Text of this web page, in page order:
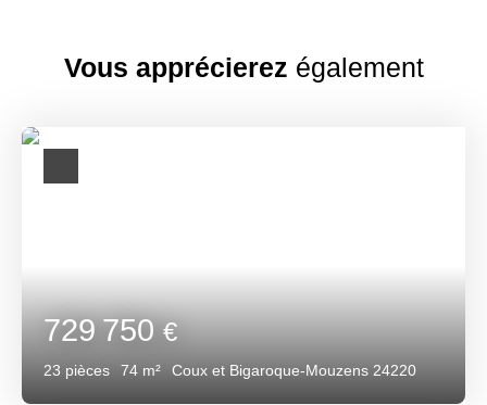
Vous apprécierez également
729 750€
23 pièces 74 m² Coux et Bigaroque-Mouzens 24220